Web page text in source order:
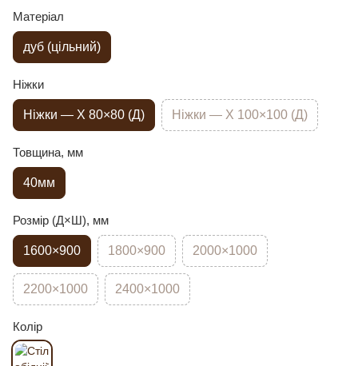
Матеріал
дуб (цільний)
Ніжки
Ніжки — X 80×80 (Д) Ніжки — X 100×100 (Д)
Товщина, мм
40мм
Розмір (Д×Ш), мм
1600×900 1800×900 2000×1000
2200×1000 2400×1000
Колір